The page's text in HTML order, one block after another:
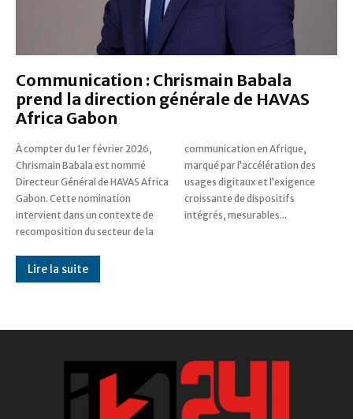
Communication : Chrismain Babala
prend la direction générale de HAVAS
Africa Gabon
À compter du 1er février 2026,
Chrismain Babala est nommé
Directeur Général de HAVAS Africa
Gabon. Cette nomination
intervient dans un contexte de
recomposition du secteur de la
communication en Afrique,
marqué par l’accélération des
usages digitaux et l’exigence
croissante de dispositifs
intégrés, mesurables...
Lire la suite